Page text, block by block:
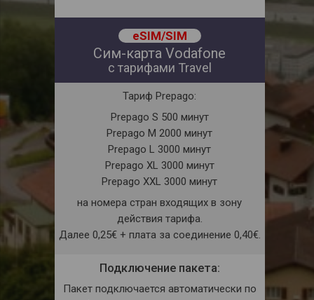
eSIM/SIM
Сим-карта Vodafone
с тарифами Travel
Тариф Prepago:
Prepago S 500 минут
Prepago M 2000 минут
Prepago L 3000 минут
Prepago XL 3000 минут
Prepago XXL 3000 минут
на номера стран входящих в зону
действия тарифа.
Далее 0,25€ + плата за соединение 0,40€.
Подключение пакета:
Пакет подключается автоматически по